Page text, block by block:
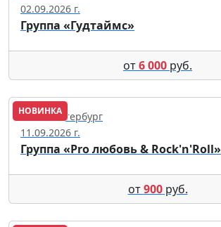
02.09.2026 г.
Группа «Гудтаймс»
от6 000 руб.
НОВИНКА
Санкт-Петербург
11.09.2026 г.
Группа «Pro любовь & Rock'n'Roll»
от900руб.